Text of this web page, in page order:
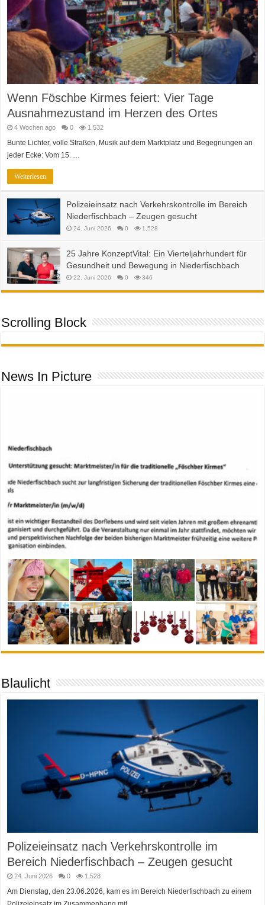
Wenn Föschbe Kirmes feiert: Vier Tage
Ausnahmezustand im Herzen des Ortes
4 Wochen ago 0 1,532
Bunte Lichter, volle Straßen, Musik auf dem Marktplatz und Begegnungen an
jeder Ecke: Vom 15. …
Weiterlesen
Polizeieinsatz nach Verkehrskontrolle im Bereich
Niederfischbach – Zeugen gesucht
24. Juni 2026 0 1,528
25 Jahre KonzeptVital: Ein Vierteljahrhundert für
Gesundheit und Bewegung in Niederfischbach
22. Juni 2026 0 346
Scrolling Block
News In Picture
Blaulicht
Polizeieinsatz nach Verkehrskontrolle im
Bereich Niederfischbach – Zeugen gesucht
24. Juni 2026 0 1,528
Am Dienstag, den 23.06.2026, kam es im Bereich Niederfischbach zu einem